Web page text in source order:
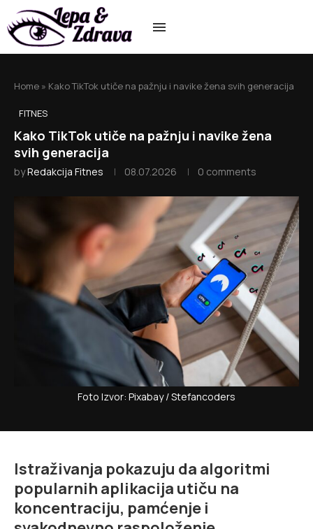
Home » Kako TikTok utiče na pažnju i navike žena svih generacija
FITNES
Kako TikTok utiče na pažnju i navike žena
svih generacija
byRedakcija Fitnes 08.07.2026 0 comments
Foto Izvor: Pixabay / Stefancoders
Istraživanja pokazuju da algoritmi
popularnih aplikacija utiču na
koncentraciju, pamćenje i